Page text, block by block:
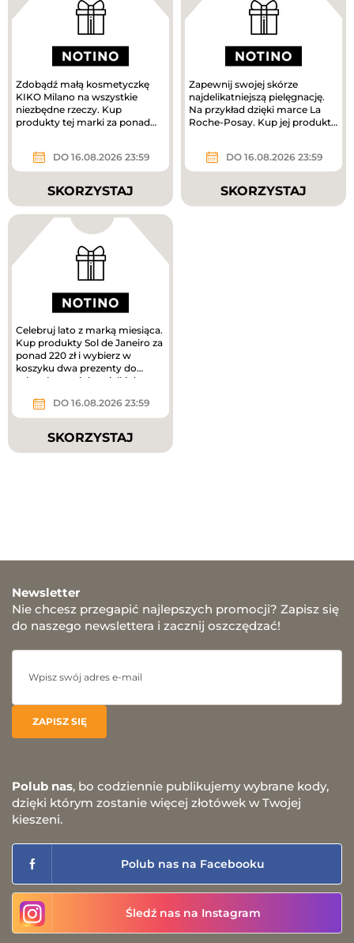
Zdobądź małą kosmetyczkę
KIKO Milano na wszystkie
niezbędne rzeczy. Kup
produkty tej marki za ponad
DO 16.08.2026 23:59
SKORZYSTAJ
Zapewnij swojej skórze
najdelikatniejszą pielęgnację.
Na przykład dzięki marce La
Roche-Posay. Kup jej produkty
DO 16.08.2026 23:59
SKORZYSTAJ
Celebruj lato z marką miesiąca.
Kup produkty Sol de Janeiro za
ponad 220 zł i wybierz w
koszyku dwa prezenty do
zakupów – mini mgiełki do...
DO 16.08.2026 23:59
SKORZYSTAJ
Newsletter
Nie chcesz przegapić najlepszych promocji? Zapisz się
do naszego newslettera i zacznij oszczędzać!
Polub nas, bo codziennie publikujemy wybrane kody,
dzięki którym zostanie więcej złotówek w Twojej
kieszeni.
Polub nas na Facebooku
Śledź nas na Instagram